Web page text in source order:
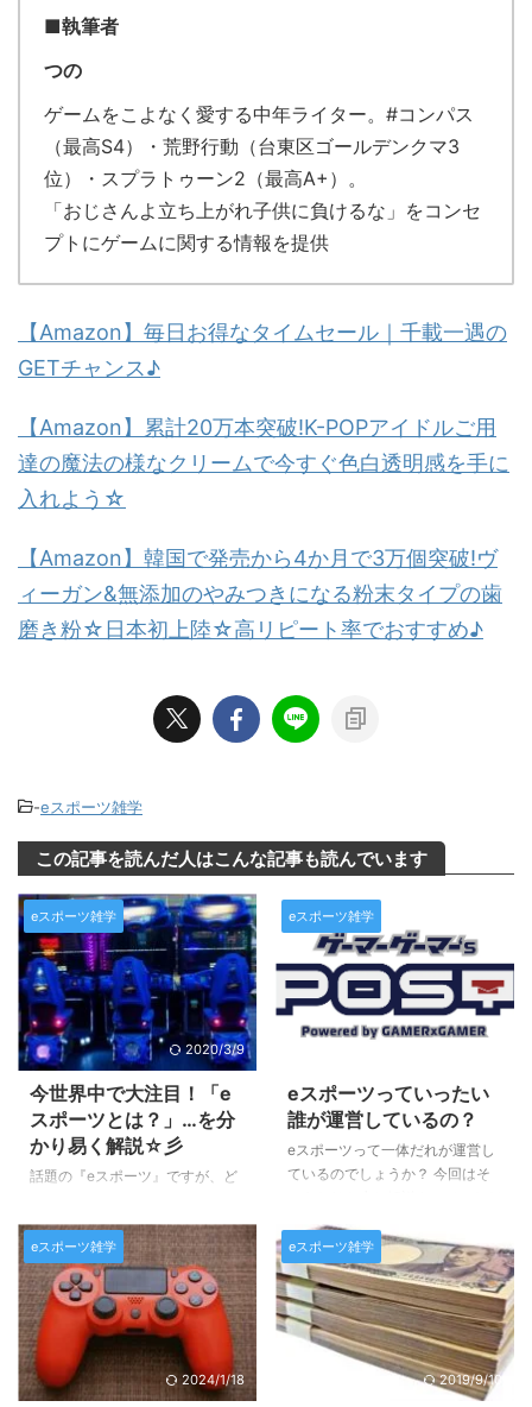
■執筆者
つの
ゲームをこよなく愛する中年ライター。#コンパス
（最高S4）・荒野行動（台東区ゴールデンクマ3
位）・スプラトゥーン2（最高A+）。
「おじさんよ立ち上がれ子供に負けるな」をコンセ
プトにゲームに関する情報を提供
【Amazon】毎日お得なタイムセール｜千載一遇の
GETチャンス♪
【Amazon】累計20万本突破!K-POPアイドルご用
達の魔法の様なクリームで今すぐ色白透明感を手に
入れよう☆
【Amazon】韓国で発売から4か月で3万個突破!ヴ
ィーガン&無添加のやみつきになる粉末タイプの歯
磨き粉☆日本初上陸☆高リピート率でおすすめ♪
-eスポーツ雑学
この記事を読んだ人はこんな記事も読んでいます
eスポーツ雑学
2020/3/9
今世界中で大注目！「e
スポーツとは？」…を分
かり易く解説☆彡
話題の『eスポーツ』ですが、ど
何がeスポーツではないゲームに
なるのか…？ 皆さんご存知です
か？？ 最近ではＴＶをはじめと
する色々なメディアで取り上げら
れることも多くなってきたので、
多くの方が一度くらいは耳にした
コトがある言葉かと思います。
そんなeスポーツとは何を指すの
eスポーツ雑学
eスポーツっていったい
誰が運営しているの？
eスポーツって一体だれが運営し
ているのでしょうか？ 今回はそ
きます。 基本的には… 複数人数
で対戦を行う根本的なeスポーツ
の権利に持ち主はいません。 つ
まり、基本的には誰でも主催出来
るモノではあるのです。 例え
ば、学園祭でのeスポーツ大会
や、ＴＶ番組のコンテンツとして
のゲーム大会もそうです。 た
eスポーツ雑学
2024/1/18
eスポーツ雑学
2019/9/10